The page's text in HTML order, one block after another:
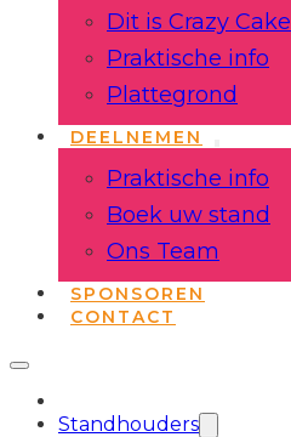
Dit is Crazy Cake
Praktische info
Plattegrond
DEELNEMEN
Praktische info
Boek uw stand
Ons Team
SPONSOREN
CONTACT
Standhouders